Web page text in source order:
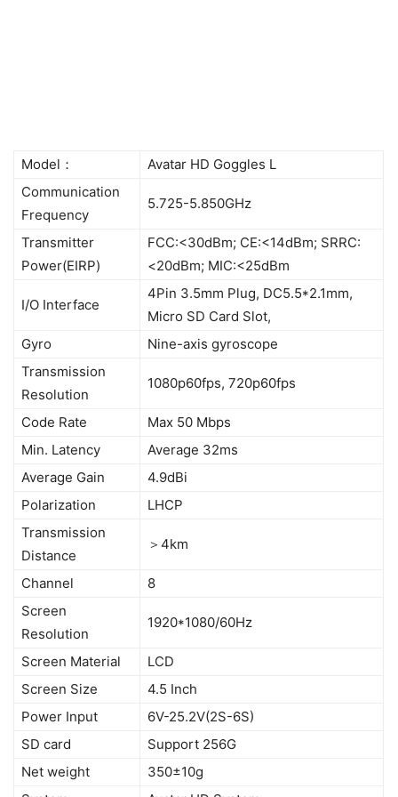
Model：
Avatar HD Goggles L
Communication
Frequency
5.725-5.850GHz
Transmitter
Power(EIRP)
FCC:<30dBm; CE:<14dBm; SRRC:
<20dBm; MIC:<25dBm
I/O Interface
4Pin 3.5mm Plug, DC5.5*2.1mm,
Micro SD Card Slot,
Gyro
Nine-axis gyroscope
Transmission
Resolution
1080p60fps, 720p60fps
Code Rate
Max 50 Mbps
Min. Latency
Average 32ms
Average Gain
4.9dBi
Polarization
LHCP
Transmission
Distance
＞4km
Channel
8
Screen
Resolution
1920*1080/60Hz
Screen Material
LCD
Screen Size
4.5 Inch
Power Input
6V-25.2V(2S-6S)
SD card
Support 256G
Net weight
350±10g